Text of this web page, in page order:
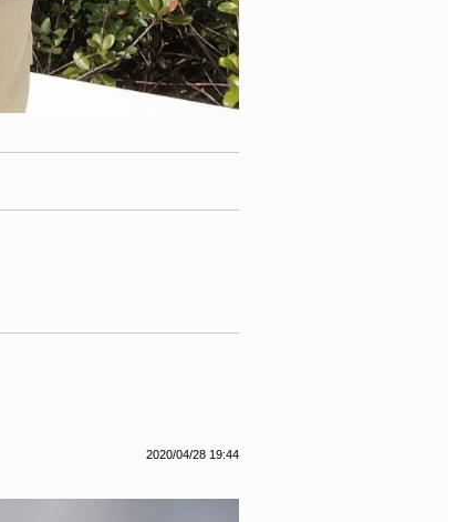
2020/04/28 19:44